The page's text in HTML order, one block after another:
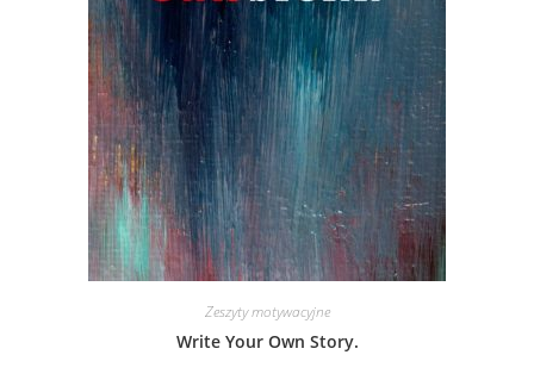
Zeszyty motywacyjne
Write Your Own Story.